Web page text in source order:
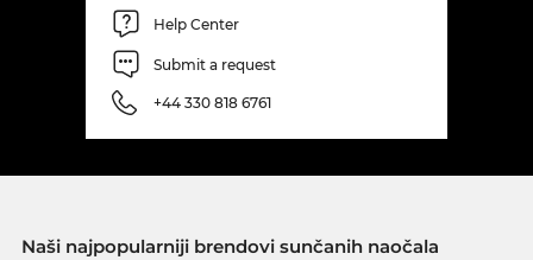
Help Center
Submit a request
+44 330 818 6761
Naši najpopularniji brendovi sunčanih naočala